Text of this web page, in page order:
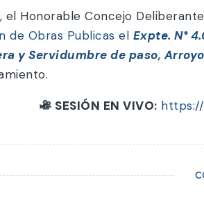
Honorable Concejo
de Obras Publicas el Expte. N°
y Servidumbre de paso,
SESIÓN EN VIVO: https://